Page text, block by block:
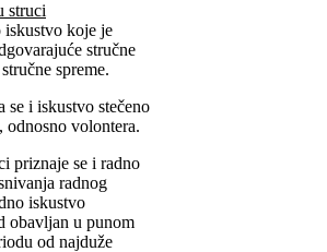
struci
iskustvo koje je
stručne
spreme.
se i iskustvo stečeno
odnosno volontera.
priznaje se i radno
radnog
iskustvo
obavljan u punom
od najduže